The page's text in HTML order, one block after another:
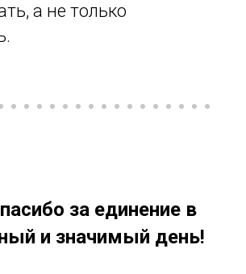
а не только
за единение в
и значимый день!